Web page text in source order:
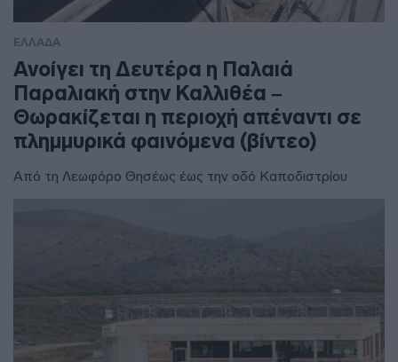
ΕΛΛΑΔΑ
Ανοίγει τη Δευτέρα η Παλαιά
Παραλιακή στην Καλλιθέα –
Θωρακίζεται η περιοχή απέναντι σε
πλημμυρικά φαινόμενα (βίντεο)
Από τη Λεωφόρο Θησέως έως την οδό Καποδιστρίου